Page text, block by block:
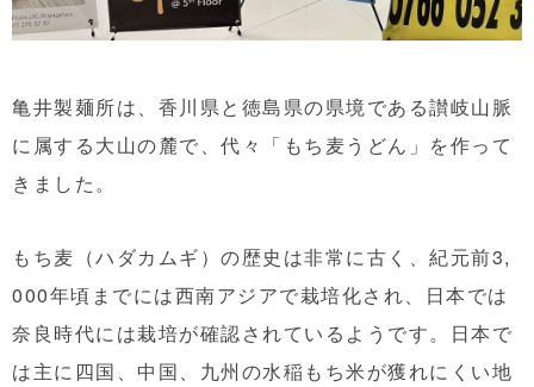
亀井製麺所は、香川県と徳島県の県境である讃岐山脈
に属する大山の麓で、代々「もち麦うどん」を作って
きました。
もち麦（ハダカムギ）の歴史は非常に古く、紀元前3,
000年頃までには西南アジアで栽培化され、日本では
奈良時代には栽培が確認されているようです。日本で
は主に四国、中国、九州の水稲もち米が獲れにくい地